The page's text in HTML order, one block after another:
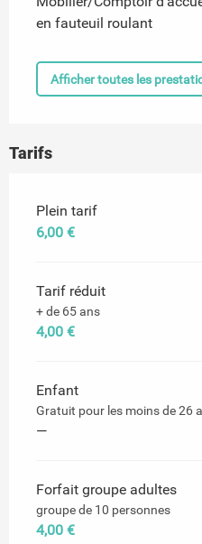
en fauteuil roulant
Afficher toutes les
Tarifs
Tarifs 2026
Plein tarif
6,00 €
Tarif réduit
+ de 65 ans
4,00 €
Enfant
Gratuit pour les moins de 26
—
Forfait groupe adultes
groupe de 10 personnes
4,00 €